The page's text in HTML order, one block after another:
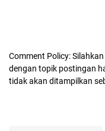
Comment Policy:
dengan topik postingan
tidak akan ditampilkan